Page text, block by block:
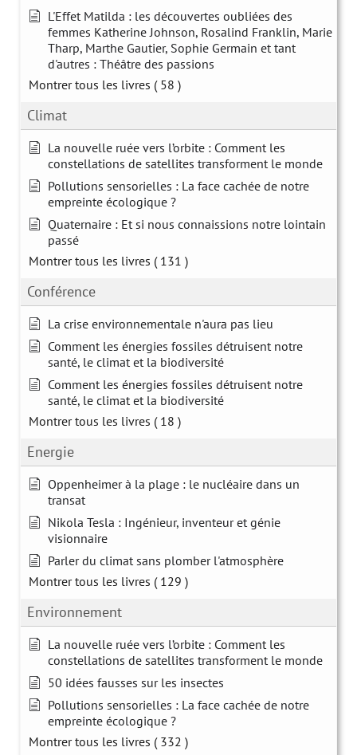
L'Effet Matilda : les découvertes oubliées des
femmes Katherine Johnson, Rosalind Franklin, Marie
Tharp, Marthe Gautier, Sophie Germain et tant
d'autres : Théâtre des passions
Montrer tous les livres ( 58 )
Climat
La nouvelle ruée vers l’orbite : Comment les
constellations de satellites transforment le monde
Pollutions sensorielles : La face cachée de notre
empreinte écologique ?
Quaternaire : Et si nous connaissions notre lointain
passé
Montrer tous les livres ( 131 )
Conférence
La crise environnementale n'aura pas lieu
Comment les énergies fossiles détruisent notre
santé, le climat et la biodiversité
Comment les énergies fossiles détruisent notre
santé, le climat et la biodiversité
Montrer tous les livres ( 18 )
Energie
Oppenheimer à la plage : le nucléaire dans un
transat
Nikola Tesla : Ingénieur, inventeur et génie
visionnaire
Parler du climat sans plomber l'atmosphère
Montrer tous les livres ( 129 )
Environnement
La nouvelle ruée vers l’orbite : Comment les
constellations de satellites transforment le monde
50 idées fausses sur les insectes
Pollutions sensorielles : La face cachée de notre
empreinte écologique ?
Montrer tous les livres ( 332 )